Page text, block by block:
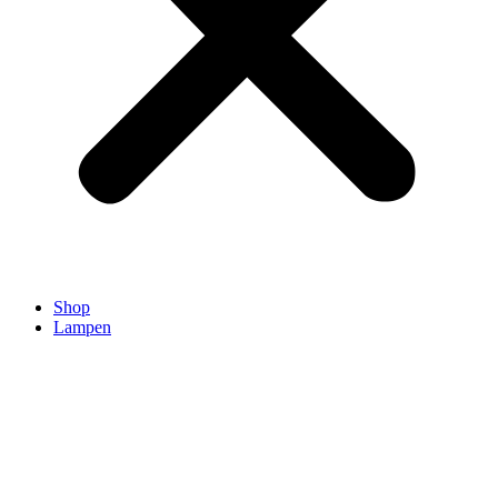
Shop
Lampen